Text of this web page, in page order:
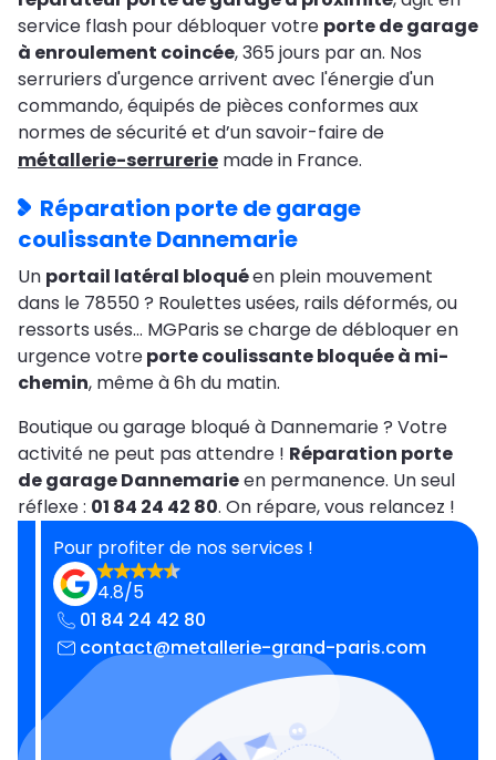
service flash pour débloquer votre porte de garage
à enroulement coincée, 365 jours par an. Nos
serruriers d'urgence arrivent avec l'énergie d'un
commando, équipés de pièces conformes aux
normes de sécurité et d’un savoir-faire de
métallerie-serrurerie made in France.
Réparation porte de garage
coulissante Dannemarie
Un portail latéral bloquéen plein mouvement
dans le 78550 ? Roulettes usées, rails déformés, ou
ressorts usés… MGParis se charge de débloquer en
urgence votreporte coulissante bloquée à mi-
chemin, même à 6h du matin.
Boutique ou garage bloqué à Dannemarie ? Votre
activité ne peut pas attendre ! Réparation porte
de garage Dannemarieen permanence. Un seul
réflexe : 01 84 24 42 80. On répare, vous relancez !
Pour profiter de nos services !
4.8/5
01 84 24 42 80
contact@metallerie-grand-paris.com